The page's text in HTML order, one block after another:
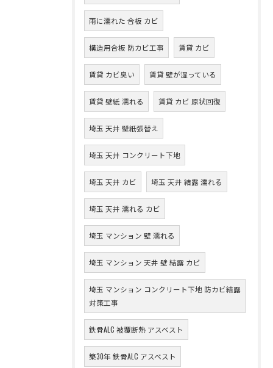
雨に濡れた 合板 カビ
構造用合板 防カビ工事 賃貸 カビ
賃貸 カビ臭い 賃貸 壁が湿っている
賃貸 壁紙 濡れる 賃貸 カビ 原状回復
埼玉 天井 壁紙張替え
埼玉 天井 コンクリート下地
埼玉 天井 カビ 埼玉 天井 結露 濡れる
埼玉 天井 濡れる カビ
埼玉 マンション 壁 濡れる
埼玉 マンション 天井 壁 結露 カビ
埼玉 マンション コンクリート下地 防カビ結露
対策工事
鉄骨ALC 被覆断熱 アスベスト
築30年 鉄骨ALC アスベスト